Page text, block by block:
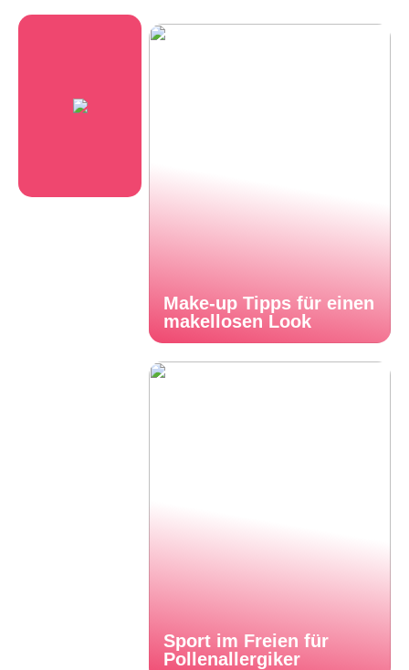
Make-up Tipps für einen
makellosen Look
Sport im Freien für
Pollenallergiker